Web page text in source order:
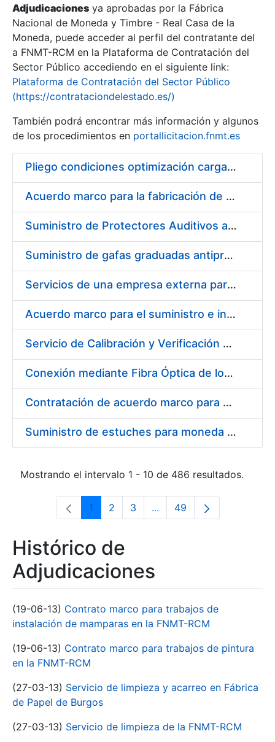
Adjudicaciones ya aprobadas por la Fábrica
Nacional de Moneda y Timbre - Real Casa de la
Moneda, puede acceder al perfil del contratante del
a FNMT-RCM en la Plataforma de Contratación del
Sector Público accediendo en el siguiente link:
Plataforma de Contratación del Sector Público
(https://contrataciondelestado.es/)
También podrá encontrar más información y algunos
de los procedimientos en portallicitacion.fnmt.es
Pliego condiciones optimización cargas compras firmado
Acuerdo marco para la fabricación de piezas
Suministro de Protectores Auditivos a medida para las personas trabajadoras de los Centros de Trabajo de Madrid y Burgos
Suministro de gafas graduadas antiproyecciones para los trabajadores de la FNMT-RCM en los centros de trabajo de Madrid y Burgos
Servicios de una empresa externa para el asesoramiento y resolución de los recursos de alzada que se presentan relacionados con procesos de selección para la FNMT-RCM
Acuerdo marco para el suministro e instalación de persianas, estores y otros complementos
Servicio de Calibración y Verificación Externa de los Equipos de Medición del Servicio de Prevención de la FNMT-RCM
Conexión mediante Fibra Óptica de los Centros de Proceso de Datos (CPDs) de las sedes de la FNMT-RCM de Burgos y Madrid
Contratación de acuerdo marco para el Suministro de Material de Electricidad para la Fábrica Nacional de Moneda y Timbre-Real Casa de la Moneda en su centro de trabajo de Burgos
Suministro de estuches para moneda de 30 €
Mostrando el intervalo 1 - 10 de 486 resultados.
Página
1 Página
2 Página
3 ...Páginas intermedias Use
Página
49
Histórico de
Adjudicaciones
(19-06-13) Contrato marco para trabajos de
instalación de mamparas en la FNMT-RCM
(19-06-13) Contrato marco para trabajos de pintura
en la FNMT-RCM
(27-03-13) Servicio de limpieza y acarreo en Fábrica
de Papel de Burgos
(27-03-13) Servicio de limpieza de la FNMT-RCM